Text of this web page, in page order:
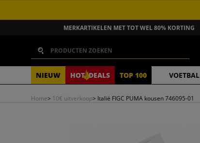
GA NAAR INHOUD
MERKARTIKELEN MET TOT WEL 80% KORTING
NIEUW HOT DEALS TOP 100 VOETBAL
Zoeken
Home> 10€ uitverkoop> Italië FIGC PUMA kousen 746095-01